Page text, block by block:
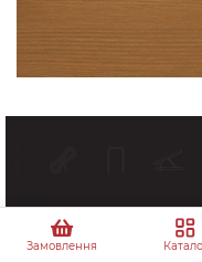
Інформація
Замовлення